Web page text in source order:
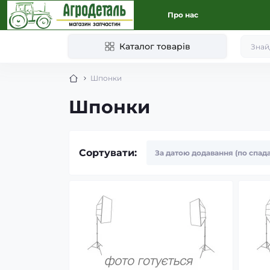
Про нас
Каталог товарів
Шпонки
Шпонки
Сортувати: